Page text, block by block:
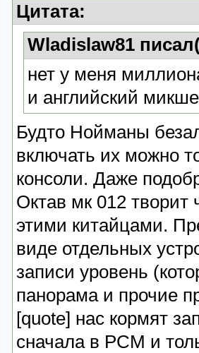
Цитата:
Wladislaw81
нет у меня
и английский
Будто Нойманы
включать их можно
консоли. Даже
Октав мк 012 творит
этими китайцами.
виде отдельных
записи уровень
панорама и прочие
[quote] нас кормят
сначала в PCM и